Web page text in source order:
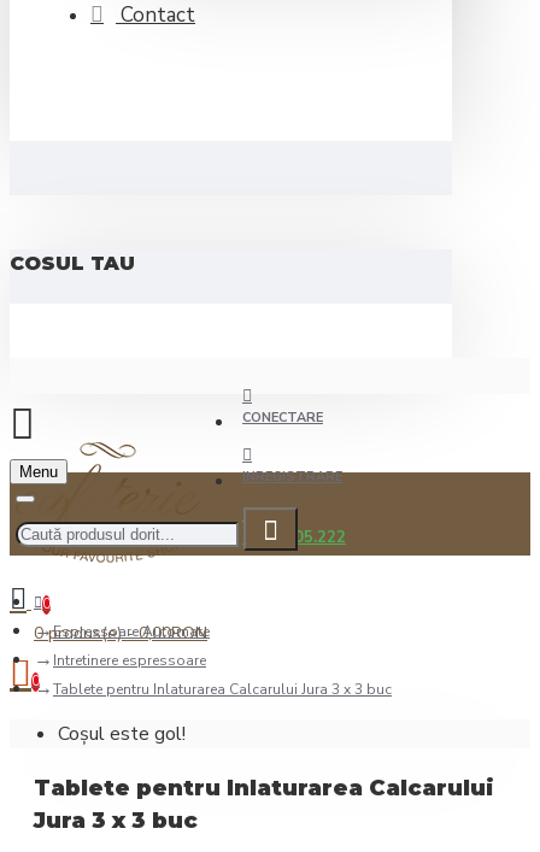
Contact
COSUL TAU
CONECTARE
INREGISTRARE
0722.505.222
Menu
0
0 produs(e) - 0,00RON
0
Coșul este gol!
Espressoare Automate
Intretinere espressoare
Tablete pentru Inlaturarea Calcarului Jura 3 x 3 buc
Tablete pentru Inlaturarea Calcarului
Jura 3 x 3 buc